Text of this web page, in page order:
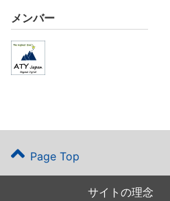
メンバー
Page Top
サイトの理念